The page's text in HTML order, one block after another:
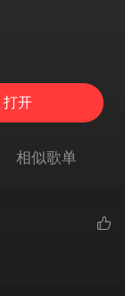
打开
相似歌单